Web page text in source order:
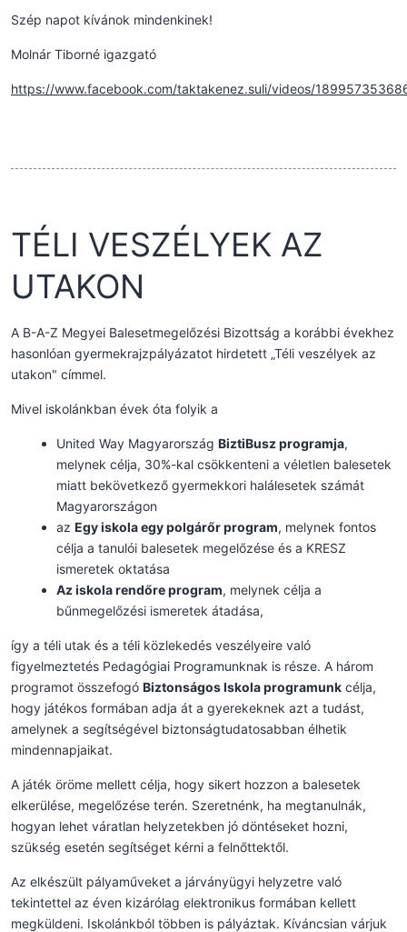
Szép napot kívánok mindenkinek!
Molnár Tiborné igazgató
https://www.facebook.com/taktakenez.suli/videos/
TÉLI VESZÉLYEK AZ
UTAKON
A B-A-Z Megyei Balesetmegelőzési Bizottság a korábbi évekhez
hasonlóan gyermekrajzpályázatot hirdetett „Téli veszélyek az
utakon" címmel.
Mivel iskolánkban évek óta folyik a
United Way Magyarország BiztiBusz programja,
melynek célja, 30%-kal csökkenteni a véletlen balesetek
miatt bekövetkező gyermekkori halálesetek számát
Magyarországon
az Egy iskola egy polgárőr program, melynek fontos
célja a tanulói balesetek megelőzése és a KRESZ
ismeretek oktatása
Az iskola rendőre program, melynek célja a
bűnmegelőzési ismeretek átadása,
így a téli utak és a téli közlekedés veszélyeire való
figyelmeztetés Pedagógiai Programunknak is része. A három
programot összefogó Biztonságos Iskola programunk célja,
hogy játékos formában adja át a gyerekeknek azt a tudást,
amelynek a segítségével biztonságtudatosabban élhetik
mindennapjaikat.
A játék öröme mellett célja, hogy sikert hozzon a balesetek
elkerülése, megelőzése terén. Szeretnénk, ha megtanulnák,
hogyan lehet váratlan helyzetekben jó döntéseket hozni,
szükség esetén segítséget kérni a felnőttektől.
Az elkészült pályaműveket a járványügyi helyzetre való
tekintettel az éven kizárólag elektronikus formában kellett
megküldeni. Iskolánkból többen is pályáztak. Kíváncsian várjuk